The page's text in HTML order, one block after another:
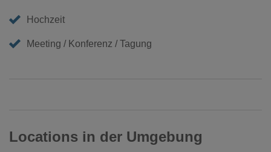
Hochzeit
Meeting / Konferenz / Tagung
Locations in der Umgebung